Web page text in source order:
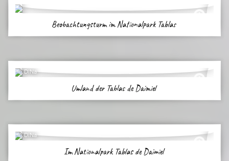
Beobachtungsturm im Nationalpark Tablas
DiNa
Umland der Tablas de Daimiel
DiNa
Im Nationalpark Tablas de Daimiel